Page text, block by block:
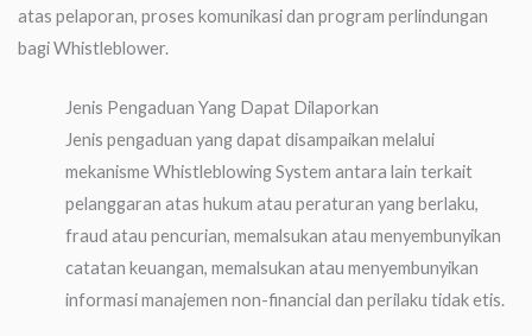
atas pelaporan, proses komunikasi dan program perlindungan
bagi Whistleblower.
Jenis Pengaduan Yang Dapat Dilaporkan
Jenis pengaduan yang dapat disampaikan melalui
mekanisme Whistleblowing System antara lain terkait
pelanggaran atas hukum atau peraturan yang berlaku,
fraud atau pencurian, memalsukan atau menyembunyikan
catatan keuangan, memalsukan atau menyembunyikan
informasi manajemen non-financial dan perilaku tidak etis.